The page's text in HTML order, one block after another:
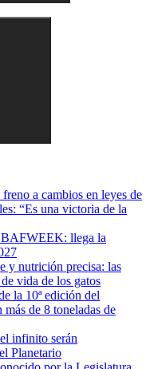
a cambios en leyes de
“Es una victoria de la
BAFWEEK: llega la
y nutrición precisa: las
vida de los gatos
la 10ª edición del
de 8 toneladas de
infinito serán
Planetario